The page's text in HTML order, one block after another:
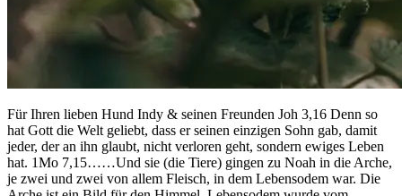
Für Ihren lieben Hund Indy & seinen Freunden Joh 3,16 Denn so
hat Gott die Welt geliebt, dass er seinen einzigen Sohn gab, damit
jeder, der an ihn glaubt, nicht verloren geht, sondern ewiges Leben
hat. 1Mo 7,15……Und sie (die Tiere) gingen zu Noah in die Arche,
je zwei und zwei von allem Fleisch, in dem Lebensodem war. Die